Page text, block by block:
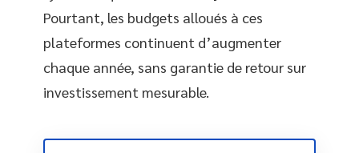
Pourtant, les budgets alloués à ces
plateformes continuent d’augmenter
chaque année, sans garantie de retour sur
investissement mesurable.